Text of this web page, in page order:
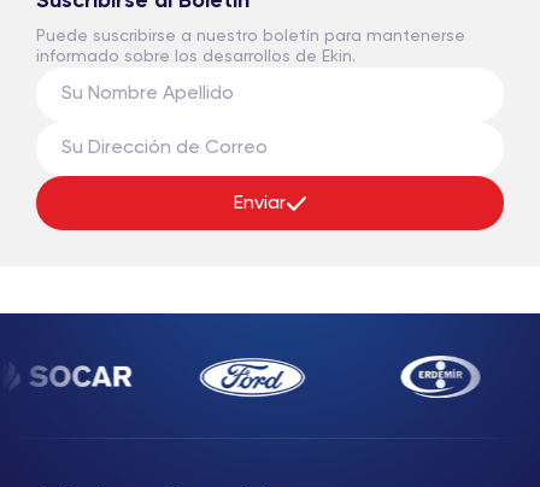
Puede suscribirse a nuestro boletín para mantenerse
informado sobre los desarrollos de Ekin.
Enviar